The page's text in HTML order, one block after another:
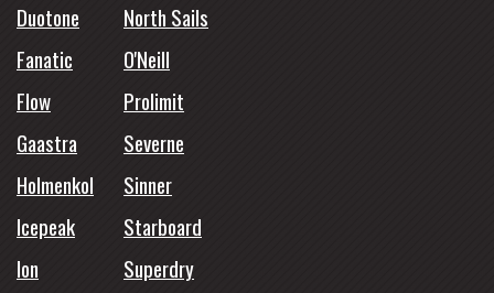
Duotone
North Sails
Fanatic
O'Neill
Flow
Prolimit
Gaastra
Severne
Holmenkol
Sinner
Icepeak
Starboard
Ion
Superdry